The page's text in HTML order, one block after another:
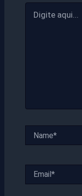
aqui...